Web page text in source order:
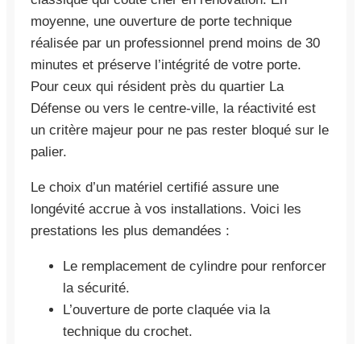
moyenne, une ouverture de porte technique
réalisée par un professionnel prend moins de 30
minutes et préserve l’intégrité de votre porte.
Pour ceux qui résident près du quartier La
Défense ou vers le centre-ville, la réactivité est
un critère majeur pour ne pas rester bloqué sur le
palier.
Le choix d’un matériel certifié assure une
longévité accrue à vos installations. Voici les
prestations les plus demandées :
Le remplacement de cylindre pour renforcer
la sécurité.
L’ouverture de porte claquée via la
technique du crochet.